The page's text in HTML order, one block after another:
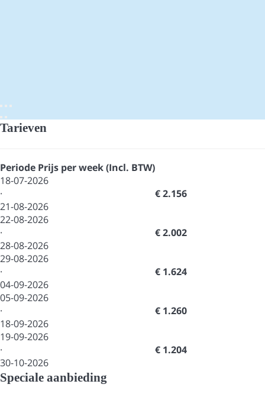
Tarieven
Periode Prijs per week (Incl. BTW)
18-07-2026
·
21-08-2026
€ 2.156
22-08-2026
·
28-08-2026
€ 2.002
29-08-2026
·
04-09-2026
€ 1.624
05-09-2026
·
18-09-2026
€ 1.260
19-09-2026
·
30-10-2026
€ 1.204
Speciale aanbieding